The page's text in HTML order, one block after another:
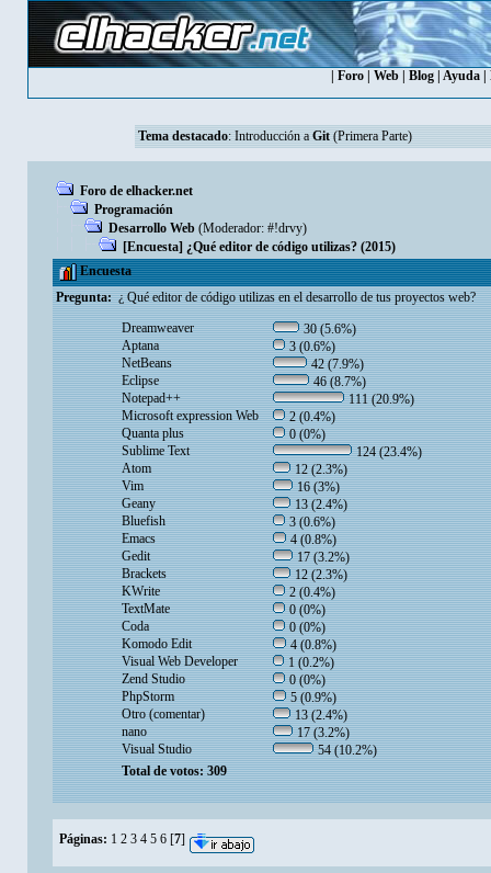
Foro| Web| Blog| Ayuda|
Tema destacado: Introducción a Git (Primera Parte)
Foro de elhacker.net
Programación
Desarrollo Web (Moderador: #!drvy)
[Encuesta] ¿Qué editor de código utilizas? (2015)
Encuesta
Pregunta: ¿ Qué editor de código utilizas en el desarrollo de tus proyectos web?
Dreamweaver
30 (5.6%)
Aptana
3 (0.6%)
NetBeans
42 (7.9%)
Eclipse
46 (8.7%)
Notepad++
111 (20.9%)
Microsoft expression Web
2 (0.4%)
Quanta plus
0 (0%)
Sublime Text
124 (23.4%)
Atom
12 (2.3%)
Vim
16 (3%)
Geany
13 (2.4%)
Bluefish
3 (0.6%)
Emacs
4 (0.8%)
Gedit
17 (3.2%)
Brackets
12 (2.3%)
KWrite
2 (0.4%)
TextMate
0 (0%)
Coda
0 (0%)
Komodo Edit
4 (0.8%)
Visual Web Developer
1 (0.2%)
Zend Studio
0 (0%)
PhpStorm
5 (0.9%)
Otro (comentar)
13 (2.4%)
nano
17 (3.2%)
Visual Studio
54 (10.2%)
Total de votos: 309
Páginas: 1 2 3 4 5 6 [7]